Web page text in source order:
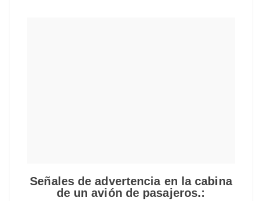
Señales de advertencia en la cabina
de un avión de pasajeros.: